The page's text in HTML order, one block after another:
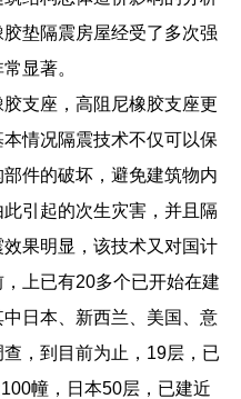
垫隔震房屋经受了多次强
显著。
支座，高阻尼橡胶支座更
情况隔震技术不仅可以保
件的破坏，避免建筑物内
引起的次生灾害，并且隔
果明显，该技术又对国计
上已有20多个已开始在建
日本、新西兰、美国、意
，到目前为止，19层，已
幢，日本50层，已建近